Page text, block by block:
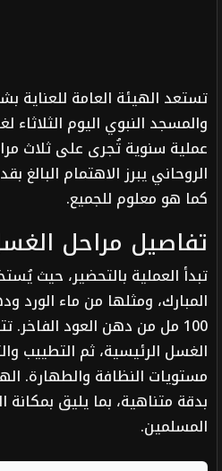
تستعد الهيئة العامة للعناية
والمسجد النبوي اليوم
عملية سنوية تُجرى على ثلاث
الروحاني يبرز الاهتمام البالغ
كما هو معلوم للجميع.
تفاصيل مراحل
المبارك، ومثلها من ماء الورد
100 مل من دهن العود الفاخر.
الغسل الرئيسية، ثم التطييب
مستويات النظافة والطهارة.
بدقة متناهية، بما يليق
المسلمين.